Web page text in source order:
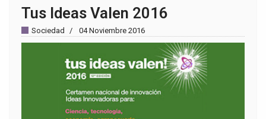
Tus Ideas Valen 2016
Sociedad 04 Noviembre 2016